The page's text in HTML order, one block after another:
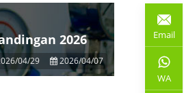
2026
04/29 2026/04/07
Email
WA